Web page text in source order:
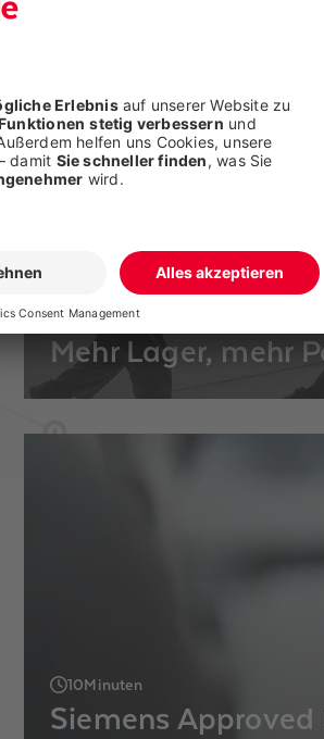
bleiben ausgeschriebene
7Minuten
Mehr Lager, mehr
Seit Mitte Dezember 2023
10Minuten
Siemens